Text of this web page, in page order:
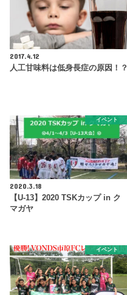
2017.4.12
人工甘味料は低身長症の原因！？
イベント
2020.3.18
【U-13】2020 TSKカップ in ク
マガヤ
イベント